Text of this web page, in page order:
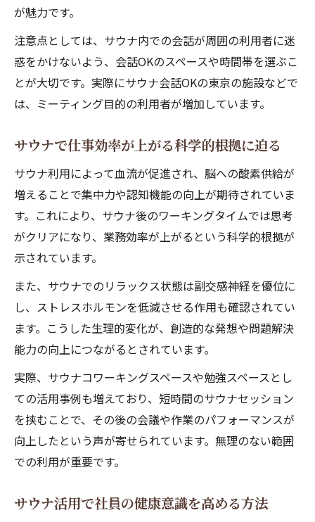
が魅力です。
注意点としては、サウナ内での会話が周囲の利用者に迷
惑をかけないよう、会話OKのスペースや時間帯を選ぶこ
とが大切です。実際にサウナ会話OKの東京の施設などで
は、ミーティング目的の利用者が増加しています。
サウナで仕事効率が上がる科学的根拠に迫る
サウナ利用によって血流が促進され、脳への酸素供給が
増えることで集中力や認知機能の向上が期待されていま
す。これにより、サウナ後のワーキングタイムでは思考
がクリアになり、業務効率が上がるという科学的根拠が
示されています。
また、サウナでのリラックス状態は副交感神経を優位に
し、ストレスホルモンを低減させる作用も確認されてい
ます。こうした生理的変化が、創造的な発想や問題解決
能力の向上につながるとされています。
実際、サウナコワーキングスペースや勉強スペースとし
ての活用事例も増えており、短時間のサウナセッション
を挟むことで、その後の会議や作業のパフォーマンスが
向上したという声が寄せられています。無理のない範囲
での利用が重要です。
サウナ活用で社員の健康意識を高める方法